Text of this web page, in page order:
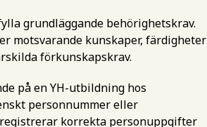
grundläggande behörighetskrav.
motsvarande kunskaper, färdigheter
förkunskapskrav.
på en YH-utbildning hos
personnummer eller
korrekta personuppgifter